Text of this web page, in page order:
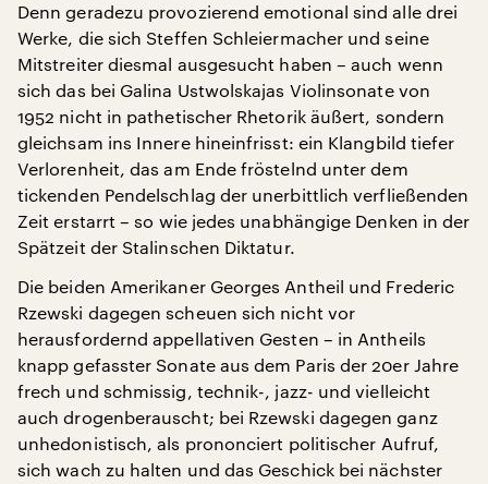
Denn geradezu provozierend emotional sind alle drei
Werke, die sich Steffen Schleiermacher und seine
Mitstreiter diesmal ausgesucht haben – auch wenn
sich das bei Galina Ustwolskajas Violinsonate von
1952 nicht in pathetischer Rhetorik äußert, sondern
gleichsam ins Innere hineinfrisst: ein Klangbild tiefer
Verlorenheit, das am Ende fröstelnd unter dem
tickenden Pendelschlag der unerbittlich verfließenden
Zeit erstarrt – so wie jedes unabhängige Denken in der
Spätzeit der Stalinschen Diktatur.
Die beiden Amerikaner Georges Antheil und Frederic
Rzewski dagegen scheuen sich nicht vor
herausfordernd appellativen Gesten – in Antheils
knapp gefasster Sonate aus dem Paris der 20er Jahre
frech und schmissig, technik-, jazz- und vielleicht
auch drogenberauscht; bei Rzewski dagegen ganz
unhedonistisch, als prononciert politischer Aufruf,
sich wach zu halten und das Geschick bei nächster